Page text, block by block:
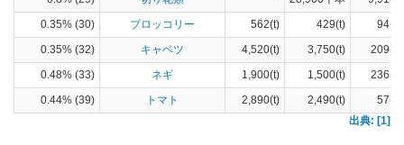
0.35% (30)
ブロッコリー 562(t) 429(t)
0.35% (32)
キャベツ 4,520(t) 3,750(t)
0.48% (33)
ネギ 1,900(t) 1,500(t)
0.44% (39)
トマト 2,890(t) 2,490(t)
出典: [1]